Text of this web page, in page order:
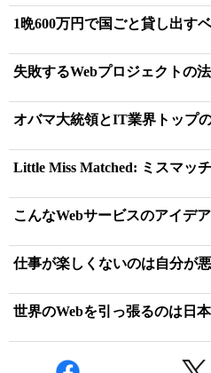
1晩600万円で国ごと貸し出す
失敗するWebプロジェクトの
オバマ大統領とIT業界トップ
Little Miss Matched: ミスマッ
こんなWebサービスのアイデ
仕事が楽しくないのは自分が悪
世界のWebを引っ張るのは日本